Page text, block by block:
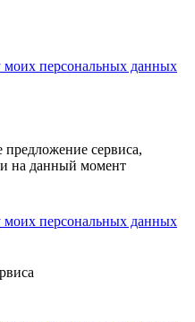
моих персональных данных
сервиса,
на данный момент
моих персональных данных